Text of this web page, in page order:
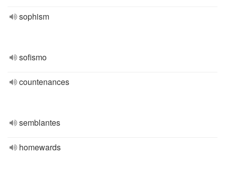
sophism
sofismo
countenances
semblantes
homewards